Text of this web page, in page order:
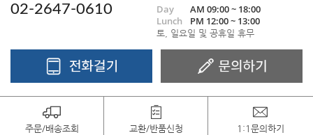
02-2647-0610
Day
AM 09:00 ~ 18:00
Lunch
PM 12:00 ~ 13:00
토, 일요일 및 공휴일 휴무
주문/배송조회 교환/반품신청 1:1문의하기